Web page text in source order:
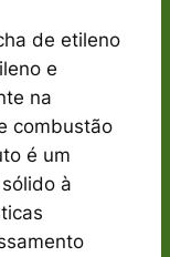
de etileno
e
na
combustão
é um
à